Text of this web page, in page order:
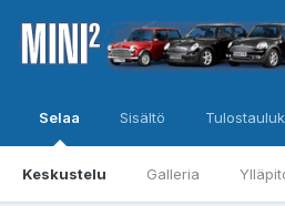
Selaa
Keskustelu Galleria
Sisältö